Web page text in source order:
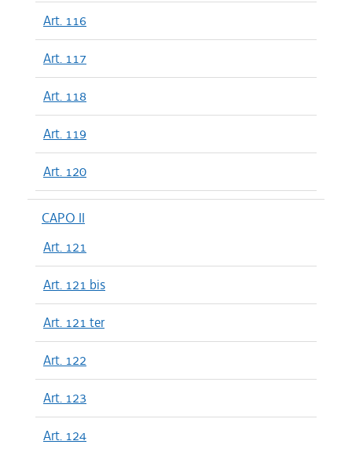
Art. 116
Art. 117
Art. 118
Art. 119
Art. 120
CAPO II
Art. 121
Art. 121 bis
Art. 121 ter
Art. 122
Art. 123
Art. 124